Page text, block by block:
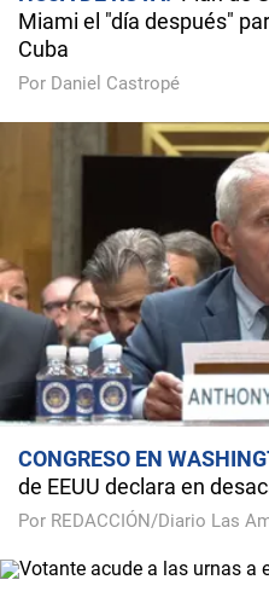
Miami el "día después"
Cuba
Por Daniel Castropé
CONGRESO EN
de EEUU declara en
Por REDACCIÓN/Diario Las